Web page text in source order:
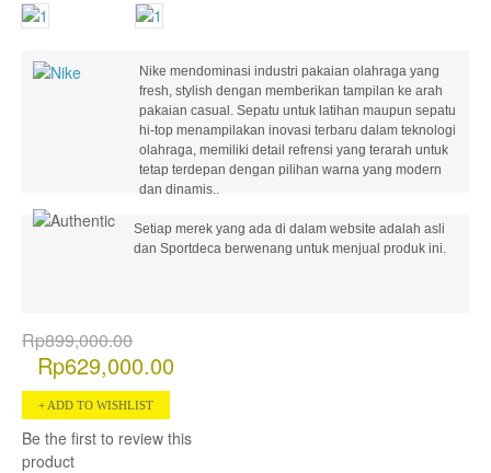
Nike mendominasi industri pakaian olahraga yang
fresh, stylish dengan memberikan tampilan ke arah
pakaian casual. Sepatu untuk latihan maupun sepatu
hi-top menampilakan inovasi terbaru dalam teknologi
olahraga, memiliki detail refrensi yang terarah untuk
tetap terdepan dengan pilihan warna yang modern
dan dinamis..
Setiap merek yang ada di dalam website adalah asli
dan Sportdeca berwenang untuk menjual produk ini.
Rp899,000.00
Rp629,000.00
ADD TO WISHLIST
Be the first to review this
product